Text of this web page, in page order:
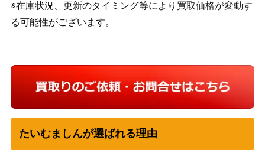
※在庫状況、更新のタイミング等により買取価格が変動す
る可能性がございます。
たいむましんが選ばれる理由